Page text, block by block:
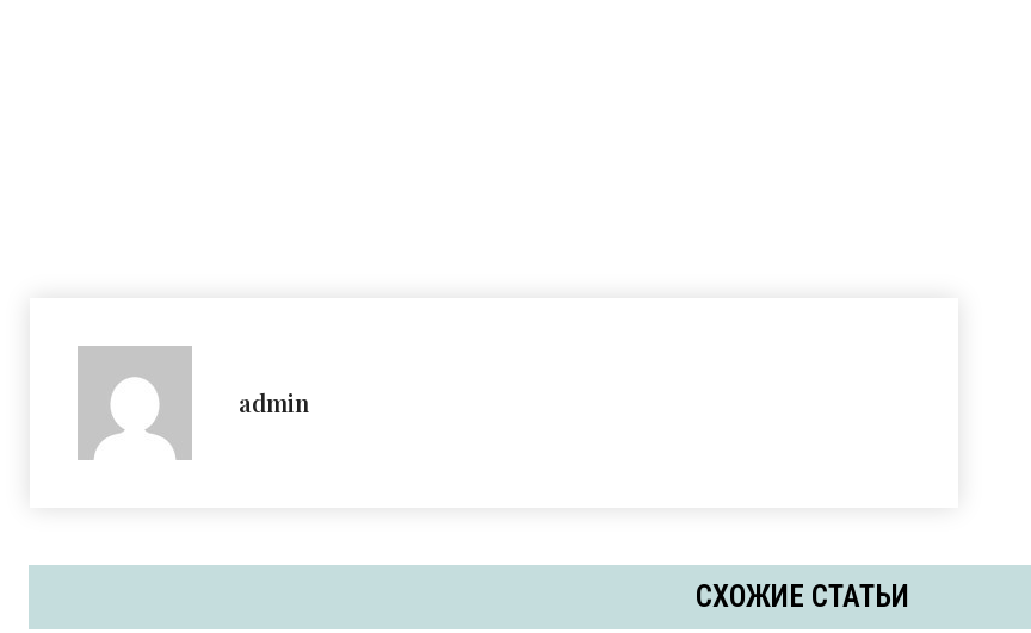
admin
СХОЖИЕ СТАТЬИ